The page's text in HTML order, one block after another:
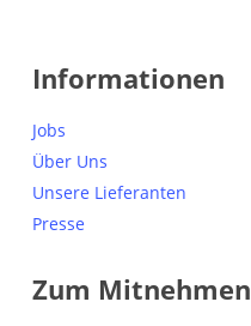
Informationen
Jobs
Über Uns
Unsere Lieferanten
Presse
Zum Mitnehmen